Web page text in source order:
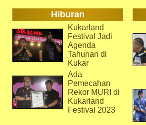
Hiburan
Kukarland
Festival Jadi
Agenda
Tahunan di
Kukar
Ada
Pemecahan
Rekor MURI di
Kukarland
Festival 2023